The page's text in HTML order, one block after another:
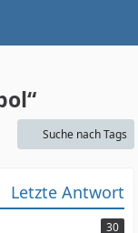
Suche nach Tags
Letzte Antwort
30